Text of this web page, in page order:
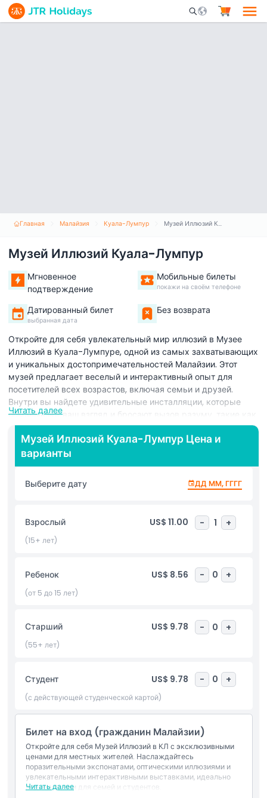
Mobile Search
Главная Малайзия Куала-Лумпур Музей Иллюзий Куала-Лумпур
Музей Иллюзий Куала-Лумпур
Мгновенное
подтверждение
Мобильные билеты
покажи на своём телефоне
Датированный билет
выбранная дата
Без возврата
Откройте для себя увлекательный мир иллюзий в Музее
Иллюзий в Куала-Лумпуре, одной из самых захватывающих
и уникальных достопримечательностей Малайзии. Этот
музей предлагает веселый и интерактивный опыт для
посетителей всех возрастов, включая семьи и друзей.
Внутри вы найдете удивительные инсталляции, которые
обманывают ваш взгляд и бросают вызов разуму, такие как
Бездонная Яма, Комната Антигравитации и невероятный
Туннель Вихря. Прогуливаясь по музею, вы увидите, как
ваш мозг может быть обманут различными оптическими
иллюзиями и узнаете больше о том, как работает
восприятие. Это не только развлечение, но и обучение, с
множеством игр и головоломок, которые заставляют
Лумпур идеально подходит для тех, кто хочет изучить что-
то необычное и запоминающееся. Хотите сделать
уникальные фотографии, провести день с близкими или
шанс испытать это умопомрачительное приключение и
открыть границы собственного восприятия в игровой и
увлекательной атмосфере. Планируйте свой визит в Музей
Исключения
Часы работы
Читать далее
Музей Иллюзий Куала-Лумпур Цена и
варианты
Выберите дату ДД ММ, ГГГГ
Взрослый US$ 11.00 - 1 +
(15+ лет)
Ребенок US$ 8.56 - 0 +
(от 5 до 15 лет)
Старший US$ 9.78 - 0 +
(55+ лет)
Студент US$ 9.78 - 0 +
(с действующей студенческой картой)
Билет на вход (гражданин Малайзии)
Откройте для себя Музей Иллюзий в КЛ с эксклюзивными
ценами для местных жителей. Наслаждайтесь
поразительными экспонатами, оптическими иллюзиями и
увлекательными интерактивными выставками, идеально
подходящими для семей и студентов.
Читать далее